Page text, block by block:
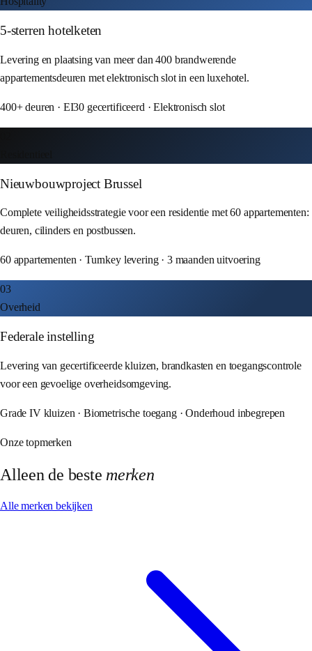
5-sterren hotelketen
Levering en plaatsing van meer dan 400 brandwerende
appartementsdeuren met elektronisch slot in een luxehotel.
400+ deuren · EI30 gecertificeerd · Elektronisch slot
Nieuwbouwproject Brussel
Complete veiligheidsstrategie voor een residentie met 60 appartementen:
deuren, cilinders en postbussen.
60 appartementen · Turnkey levering · 3 maanden uitvoering
03
Overheid
Federale instelling
Levering van gecertificeerde kluizen, brandkasten en toegangscontrole
voor een gevoelige overheidsomgeving.
Grade IV kluizen · Biometrische toegang · Onderhoud inbegrepen
Onze topmerken
Alleen de beste merken
Alle merken bekijken